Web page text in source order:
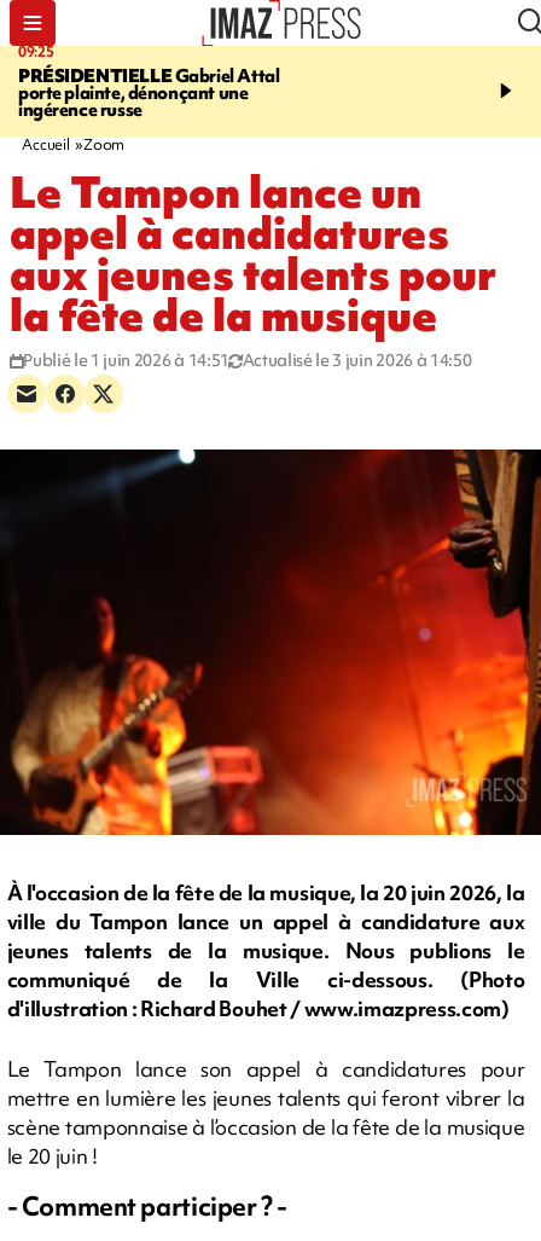
09:25
PRÉSIDENTIELLEGabriel Attal
porte plainte, dénonçant une
ingérence russe
11:43
accident après le virage
Accueil Zoom
Le Tampon lance un
appel à candidatures
aux jeunes talents pour
la fête de la musique
Publié le 1 juin 2026 à 14:51 Actualisé le 3 juin 2026 à 14:50
À l'occasion de la fête de la musique, la 20 juin 2026, la
ville du Tampon lance un appel à candidature aux
jeunes talents de la musique. Nous publions le
communiqué de la Ville ci-dessous. (Photo
d'illustration : Richard Bouhet / www.imazpress.com)
Le Tampon lance son appel à candidatures pour
mettre en lumière les jeunes talents qui feront vibrer la
scène tamponnaise à l’occasion de la fête de la musique
le 20 juin !
- Comment participer ? -